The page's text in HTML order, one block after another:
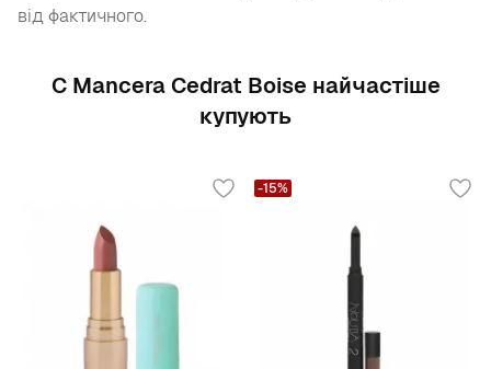
від фактичного.
С Mancera Cedrat Boise найчастіше
купують
-15%